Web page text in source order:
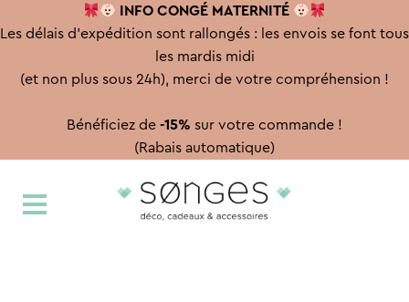
INFO CONGÉ MATERNITÉ
Les délais d'expédition sont rallongés : les envois se font tous
les mardis midi
(et non plus sous 24h), merci de votre compréhension !
Bénéficiez de -15% sur votre commande !
(Rabais automatique)
à
au